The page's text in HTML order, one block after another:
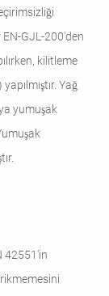
GJL-200'den
kilitleme
Yağ
yumuşak
42551'in